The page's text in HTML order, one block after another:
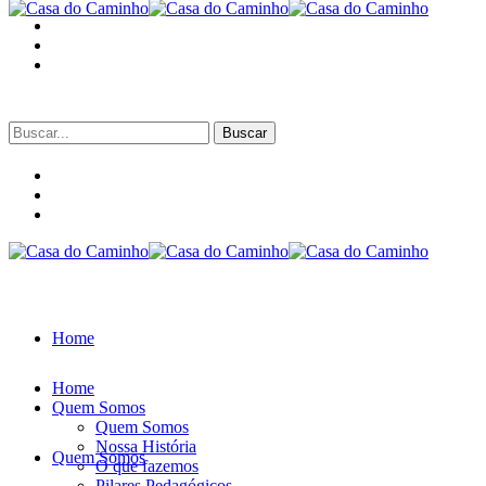
Buscar
por:
Home
Quem Somos
Home
Quem Somos
Quem Somos
Nossa História
O que fazemos